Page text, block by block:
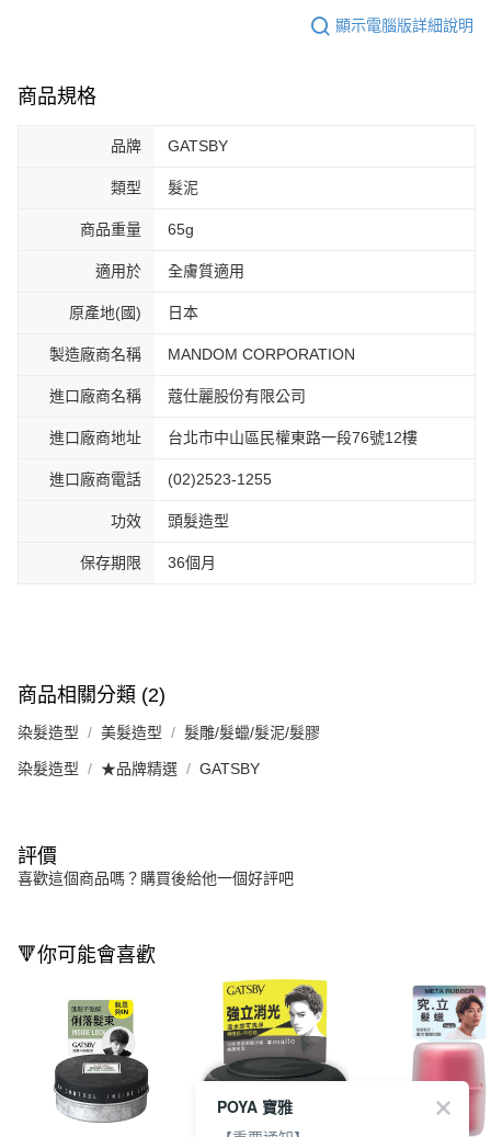
顯示電腦版詳細說明
商品規格
品牌 GATSBY
類型 髮泥
商品重量 65g
適用於 全膚質適用
原產地(國) 日本
製造廠商名稱 MANDOM CORPORATION
進口廠商名稱 蔻仕麗股份有限公司
進口廠商地址 台北市中山區民權東路一段76號12樓
進口廠商電話 (02)2523-1255
功效 頭髮造型
保存期限 36個月
商品相關分類 (2)
染髮造型 美髮造型 髮雕/髮蠟/髮泥/髮膠
染髮造型 ★品牌精選 GATSBY
評價
喜歡這個商品嗎？購買後給他一個好評吧
🔻你可能會喜歡
POYA 寶雅